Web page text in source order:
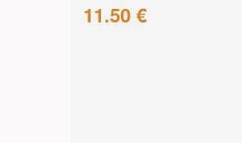
11.50 €